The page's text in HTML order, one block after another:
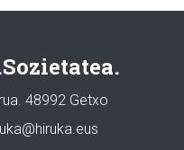
48992 Getxo